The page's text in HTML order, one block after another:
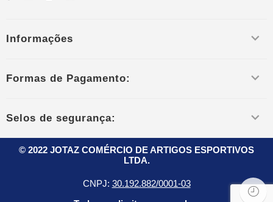
Informações
Formas de Pagamento:
Selos de segurança:
© 2022 JOTAZ COMÉRCIO DE ARTIGOS ESPORTIVOS
LTDA.
CNPJ: 30.192.882/0001-03